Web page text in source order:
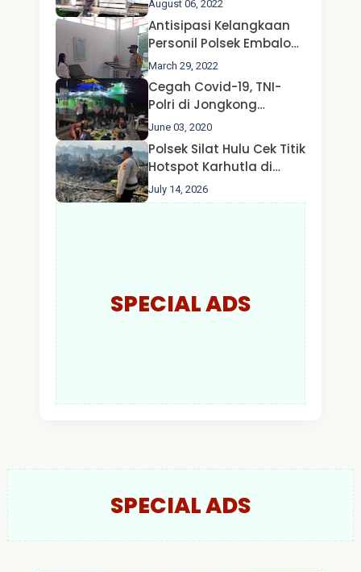
Oleh Satgas Ops Aman
Nusa II Polda Kalbar*
August 06, 2022
Antisipasi Kelangkaan
Personil Polsek Embaloh
Hulu Gencar Lakukan
Pengecekan Oksigen
March 29, 2022
Cegah Covid-19, TNI-
Polri di Jongkong
Himbau Masyarakat
Jangan Kumpul Hinga
Larut Malam.
June 03, 2020
Polsek Silat Hulu Cek Titik
Hotspot Karhutla di
Desa Nanga Dangkan,
Api Ditemukan Sudah
July 14, 2026
SPECIAL ADS
SPECIAL ADS